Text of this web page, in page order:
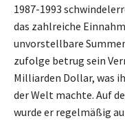
1987-1993
das zahlreiche
unvorstellbare
zufolge betrug sein
Milliarden Dollar, was
der Welt machte. Auf
wurde er regelmäßig